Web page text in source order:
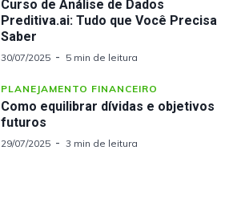
Curso de Análise de Dados
Preditiva.ai: Tudo que Você Precisa
Saber
30/07/2025 5 min de leitura
PLANEJAMENTO FINANCEIRO
Como equilibrar dívidas e objetivos
futuros
29/07/2025 3 min de leitura